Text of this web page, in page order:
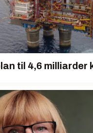
til 4,6 milliarder